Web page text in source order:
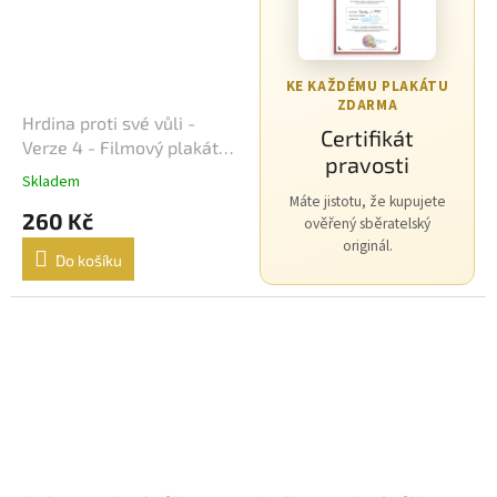
Jean-Claude Van Damme
Mel Gibson
Eva Holubová
Matt Damon 41
Hrdina proti své vůli -
Verze 4 - Filmový plakát /
Fotoska / Slepka (cca A4)
Skladem
260 Kč
Do košíku
KE KAŽDÉMU PLAKÁTU
ZDARMA
Certifikát
pravosti
Máte jistotu, že kupujete
ověřený sběratelský
originál.